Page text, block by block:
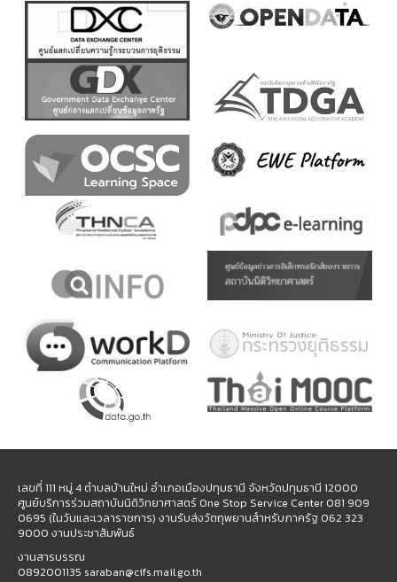
เลขที่ 111 หมู่ 4 ตำบลบ้านใหม่ อำเภอเมืองปทุมธานี จังหวัดปทุมธานี 12000
ศูนย์บริการร่วมสถาบันนิติวิทยาศาสตร์ One Stop Service Center 081 909
0695 (ในวันและเวลาราชการ) งานรับส่งวัตถุพยานสำหรับภาครัฐ 062 323
9000 งานประชาสัมพันธ์
งานสารบรรณ
0892001135 saraban@cifs.mail.go.th